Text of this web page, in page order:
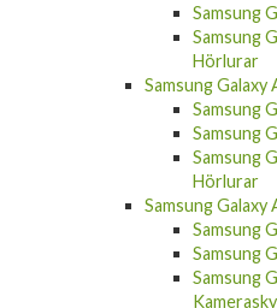
Samsung
Samsung
Hörlurar
Samsung Galaxy
Samsung
Samsung
Samsung
Hörlurar
Samsung Galaxy
Samsung
Samsung
Samsung